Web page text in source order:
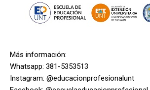
Más información:
Whatsapp: 381-5353513
Instagram: @educacionprofesionalunt